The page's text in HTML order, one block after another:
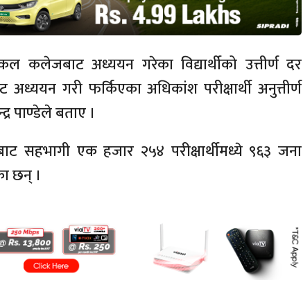
अध्ययन गरेका विद्यार्थीको उत्तीर्ण दर
गरी फर्किएका अधिकांश परीक्षार्थी अनुत्तीर्ण
पाण्डेले बताए ।
एक हजार २५४ परीक्षार्थीमध्ये ९६३ जना
छन् ।